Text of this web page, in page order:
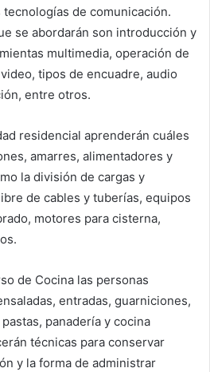
de comunicación.
se abordarán son introducción y
multimedia, operación de
tipos de encuadre, audio
entre otros.
residencial aprenderán cuáles
amarres, alimentadores y
la división de cargas y
de cables y tuberías, equipos
motores para cisterna,
de Cocina las personas
entradas, guarniciones,
panadería y cocina
técnicas para conservar
y la forma de administrar